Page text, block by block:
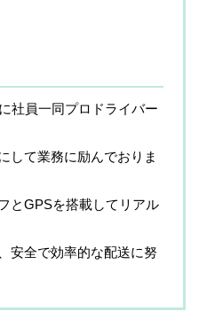
社員一同プロドライバー
して業務に励んでおりま
とGPSを搭載してリアル
安全で効率的な配送に努